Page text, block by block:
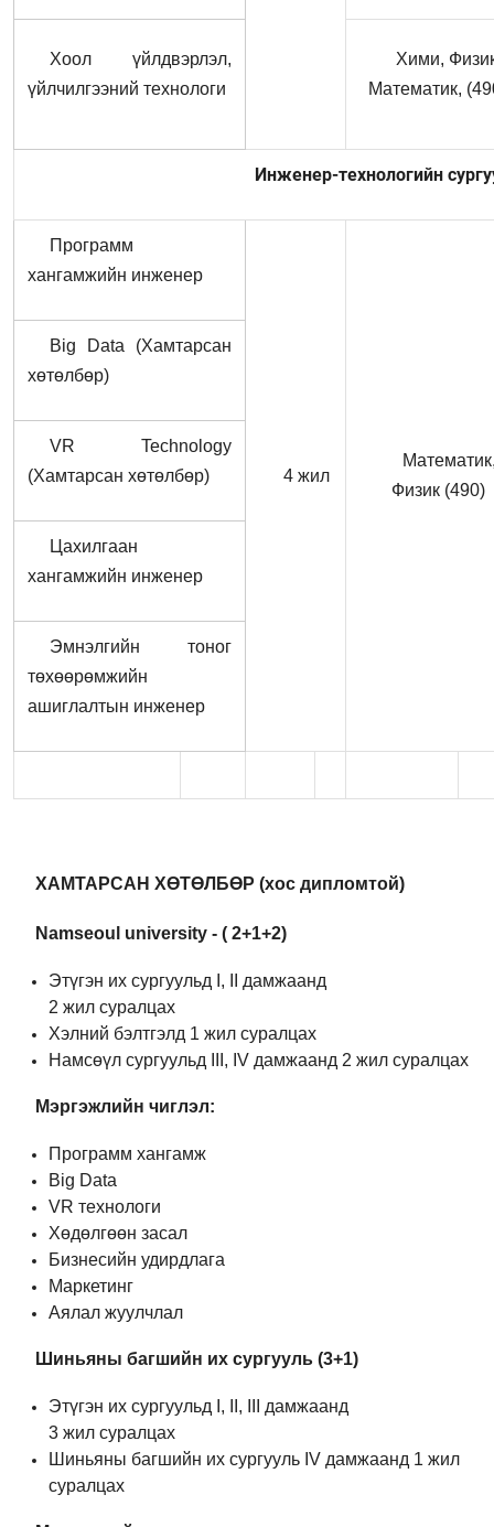
Хоол үйлдвэрлэл,
үйлчилгээний технологи
Хими,
Математик,
Инженер-технологийн
Программ
хангамжийн инженер
4 жил
Физик (490)
Big Data (Хамтарсан
хөтөлбөр)
VR Technology
(Хамтарсан хөтөлбөр)
Цахилгаан
хангамжийн инженер
Эмнэлгийн тоног
төхөөрөмжийн
ашиглалтын инженер
ХАМТАРСАН ХӨТӨЛБӨР (хос дипломтой)
Namseoul university - ( 2+1+2)
Этүгэн их сургуульд I, II дамжаанд
2 жил суралцах
Хэлний бэлтгэлд 1 жил суралцах
Намсөүл сургуульд III, IV дамжаанд 2 жил суралцах
Мэргэжлийн чиглэл:
Программ хангамж
Big Data
VR технологи
Хөдөлгөөн засал
Бизнесийн удирдлага
Маркетинг
Аялал жуулчлал
Ш иньяны багшийн их сургууль (3+1)
Этүгэн их сургуульд I, II, III дамжаанд
3 жил суралцах
Шиньяны багшийн их сургууль IV дамжаанд 1 жил
суралцах